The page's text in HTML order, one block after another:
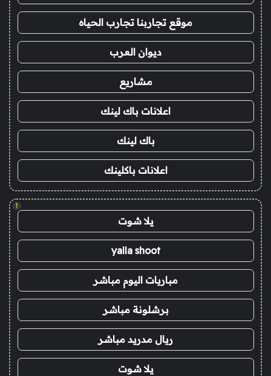
موقع تجاربنا تجارب الحياه
ديوان العرب
مشاريع
اعلانات باك لينك
باك لينك
اعلانات باكلينك
!
يلا شوت
yalla shoot
مباريات اليوم مباشر
برشلونة مباشر
ريال مدريد مباشر
يلا شوت